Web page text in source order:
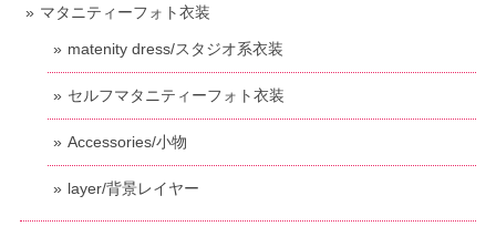
マタニティーフォト衣装
matenity dress/スタジオ系衣装
セルフマタニティーフォト衣装
Accessories/小物
layer/背景レイヤー